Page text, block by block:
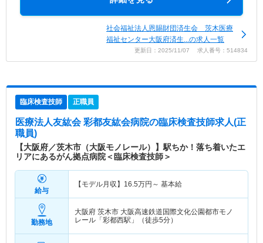
社会福祉法人恩賜財団済生会 茨木医療
福祉センター大阪府済生...の求人一覧
更新日：2025/11/07 求人番号：514834
臨床検査技師 正職員
医療法人友紘会 彩都友紘会病院の臨床検査技師求人(正
職員)
【大阪府／茨木市（大阪モノレール）】駅ちか！落ち着いたエ
リアにあるがん拠点病院＜臨床検査技師＞
給与
【モデル月収】 16.5万円～ 基本給
勤務地
大阪府 茨木市 大阪高速鉄道国際文化公園都市モノ
レール「彩都西駅」（徒歩5分）